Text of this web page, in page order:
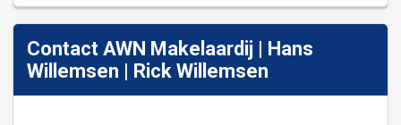
Contact AWN Makelaardij | Hans
Willemsen | Rick Willemsen